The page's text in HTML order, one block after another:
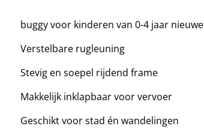
buggy voor kinderen van 0-4 jaar nieuwe
Verstelbare rugleuning
Stevig en soepel rijdend frame
Makkelijk inklapbaar voor vervoer
Geschikt voor stad én wandelingen